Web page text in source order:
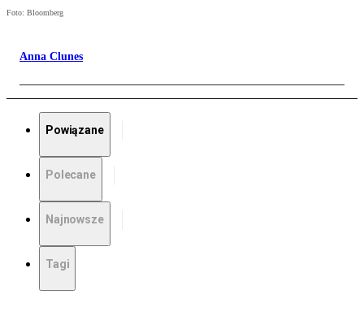
Foto: Bloomberg
Anna Clunes
Powiązane
Polecane
Najnowsze
Tagi